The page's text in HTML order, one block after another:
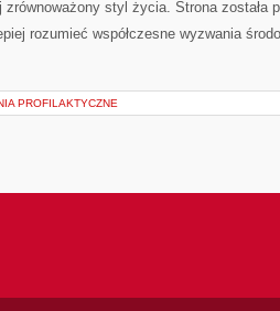
zrównoważony styl życia. Strona została
rozumieć współczesne wyzwania
PROFILAKTYCZNE